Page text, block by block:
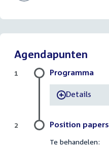
Agendapunten
Programma
-Details
1
Position papers
Te behandelen:
2